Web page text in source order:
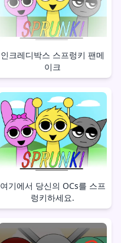
인크레디박스 스프렁키 팬메
이크
여기에서 당신의 OCs를 스프
렁키하세요.